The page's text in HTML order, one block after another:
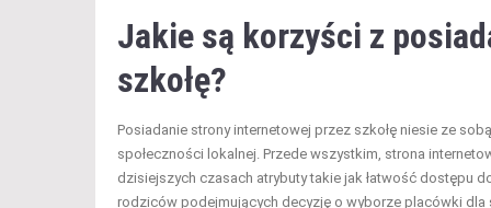
Jakie są korzyści z
szkołę?
Posiadanie strony internetowej przez szkołę niesie ze
społeczności lokalnej. Przede wszystkim, strona
dzisiejszych czasach atrybuty takie jak łatwość dostępu
rodziców podejmujących decyzję o wyborze placówki dla